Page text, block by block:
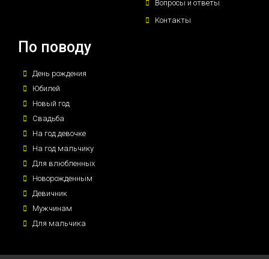
Вопросы и ответы
Контакты
По поводу
День рождения
Юбилей
Новый год
Свадьба
На год девочке
На год мальчику
Для влюбленных
Новорожденным
Девичник
Мужчинам
Для мальчика